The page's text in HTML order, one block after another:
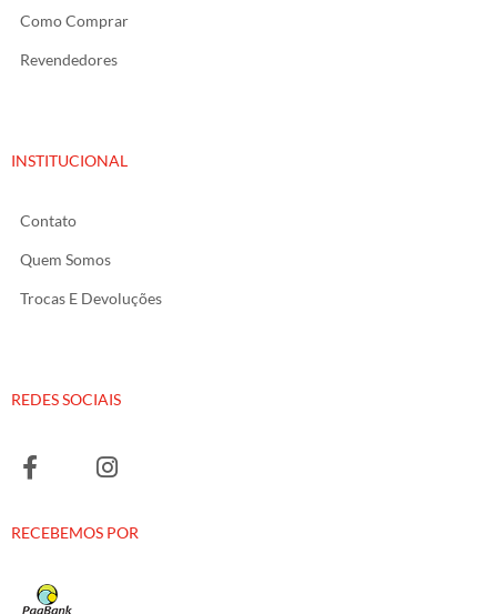
Como Comprar
Revendedores
INSTITUCIONAL
Contato
Quem Somos
Trocas E Devoluções
REDES SOCIAIS
RECEBEMOS POR